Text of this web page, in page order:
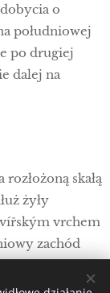
o
południowej
po drugiej
dalej na
skałą
żyły
vrchem
zachód
do miejsca, w